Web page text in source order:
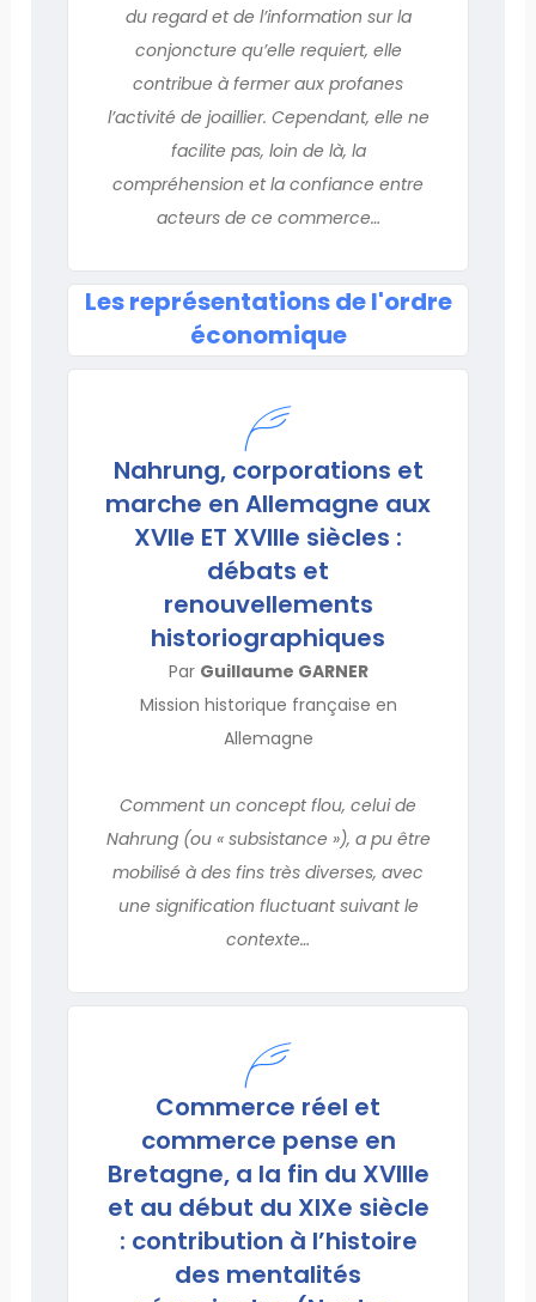
du regard et de l’information sur la
conjoncture qu’elle requiert, elle
contribue à fermer aux profanes
l’activité de joaillier. Cependant, elle ne
facilite pas, loin de là, la
compréhension et la confiance entre
acteurs de ce commerce…
Les représentations de l'ordre
économique
Nahrung, corporations et
marche en Allemagne aux
XVIIe ET XVIIIe siècles :
débats et
renouvellements
historiographiques
Par Guillaume GARNER
Mission historique française en
Allemagne
Comment un concept flou, celui de
Nahrung (ou « subsistance »), a pu être
mobilisé à des fins très diverses, avec
une signification fluctuant suivant le
contexte…
Commerce réel et
commerce pense en
Bretagne, a la fin du XVIIIe
et au début du XIXe siècle
: contribution à l’histoire
des mentalités